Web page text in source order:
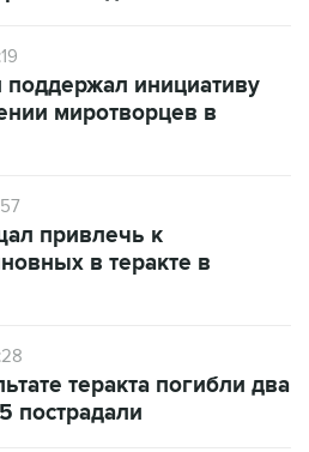
инициативу
миротворцев в
привлечь к
в теракте в
теракта погибли два
пострадали